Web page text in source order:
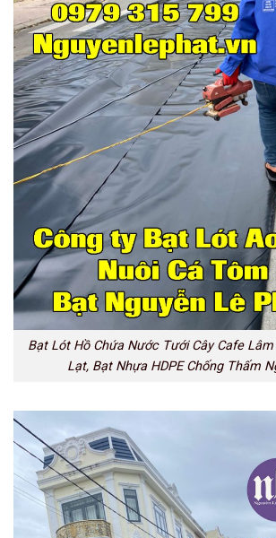
Bạt Lót Hồ Chứa Nước Tưới Cây Cafe
Lạt, Bạt Nhựa HDPE Chống Thấm